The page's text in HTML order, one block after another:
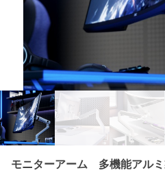
モニターアーム 多機能アル